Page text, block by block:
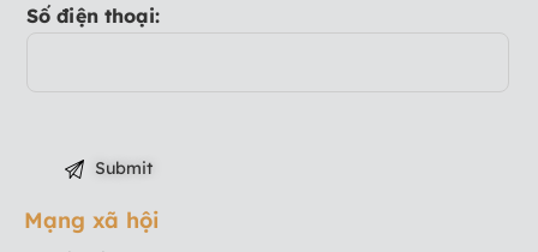
Số điện thoại:
Mạng xã hội